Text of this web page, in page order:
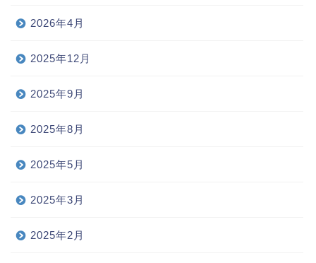
2026年4月
2025年12月
2025年9月
2025年8月
2025年5月
2025年3月
2025年2月